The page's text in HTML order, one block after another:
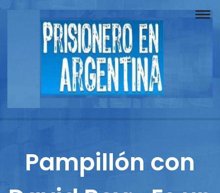
Buscador
Documentos
Reportajes
Columnistas
Pampillón con